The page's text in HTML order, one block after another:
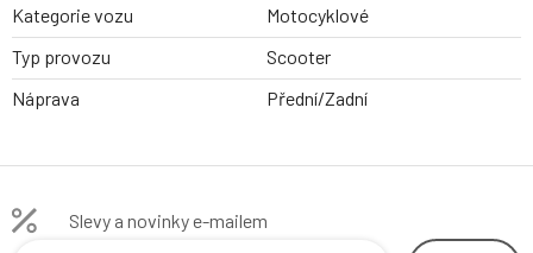
Kategorie vozu
Motocyklové
Typ provozu
Scooter
Náprava
Přední/Zadní
Slevy a novinky e-mailem